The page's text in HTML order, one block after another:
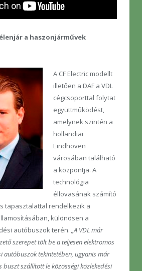
a haszonjárművek
A CF Electric modellt
illetően a DAF a VDL
cégcsoporttal folytat
együttműködést,
amelynek szintén a
hollandiai
Eindhoven
városában található
a központja. A
technológia
éllovasának számító
tapasztalattal rendelkezik a
különösen a
autóbuszok terén. „A VDL már
szerepet tölt be a teljesen elektromos
autóbuszok tekintetében, ugyanis már
szállított le közösségi közlekedési